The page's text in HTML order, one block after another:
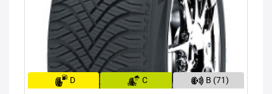
D C B (71)